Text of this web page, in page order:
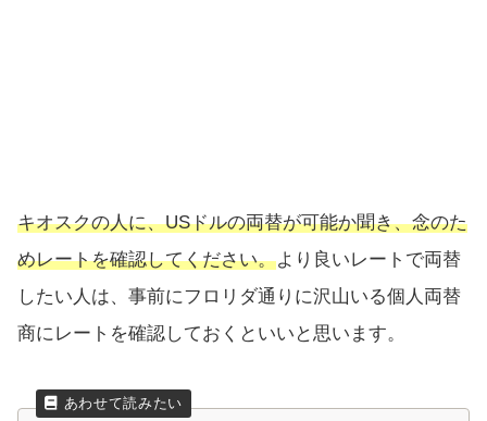
キオスクの人に、USドルの両替が可能か聞き、念のた
めレートを確認してください。より良いレートで両替
したい人は、事前にフロリダ通りに沢山いる個人両替
商にレートを確認しておくといいと思います。